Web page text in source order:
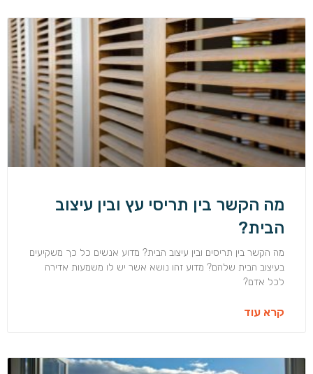
מה הקשר בין תריסי עץ ובין עיצוב
הבית?
מה הקשר בין תריסים ובין עיצוב הבית? מדוע אנשים כל כך משקיעים
בעיצוב הבית שלהם? מדוע זהו נושא אשר יש לו משמעות אדירה
לכל אדם?
קרא עוד